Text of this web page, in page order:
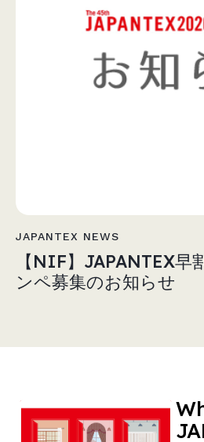
JAPANTEX NEWS
【NIF】JAPANTEX早
ンペ募集のお知らせ